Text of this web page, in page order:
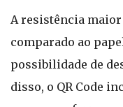
A resistência
comparado ao
possibilidade de
disso, o QR Code